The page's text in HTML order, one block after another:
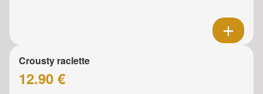
Crousty raclette
12.90 €